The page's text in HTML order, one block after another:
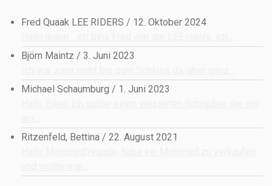
Fred Quaak LEE RIDERS / 12. Oktober 2024
Björn Maintz / 3. Juni 2023
Michael Schaumburg / 1. Juni 2023
Ritzenfeld, Bettina / 22. August 2021